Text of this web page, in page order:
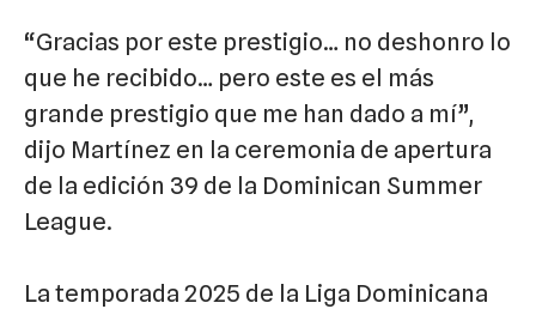
“Gracias por este prestigio… no deshonro lo
que he recibido… pero este es el más
grande prestigio que me han dado a mí”,
dijo Martínez en la ceremonia de apertura
de la edición 39 de la Dominican Summer
League.
La temporada 2025 de la Liga Dominicana